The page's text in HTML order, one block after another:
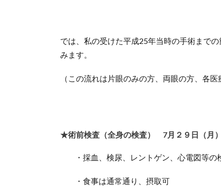
では、私の受けた平成25年当時の手術まで
みます。
（この流れは片眼のみの方、両眼の方、各
★術前検査（全身の検査） 7月２９日（月
・採血、検尿、レントゲン、心電図等の
・食事は通常通り、摂取可